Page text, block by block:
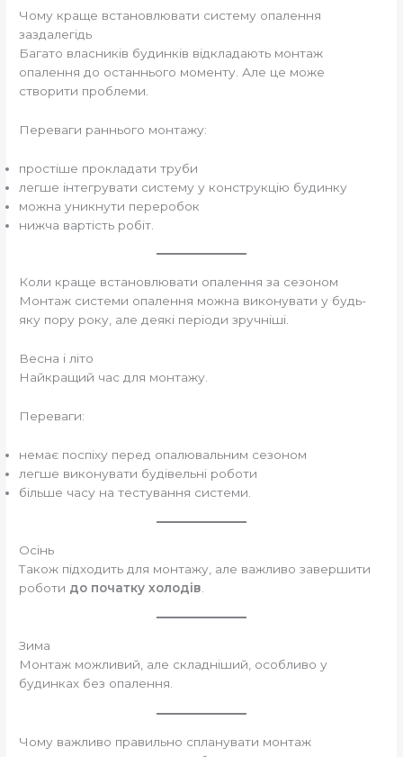
Чому краще встановлювати систему опалення
заздалегідь
Багато власників будинків відкладають монтаж
опалення до останнього моменту. Але це може
створити проблеми.
Переваги раннього монтажу:
простіше прокладати труби
легше інтегрувати систему у конструкцію будинку
можна уникнути переробок
нижча вартість робіт.
Коли краще встановлювати опалення за сезоном
Монтаж системи опалення можна виконувати у будь-
яку пору року, але деякі періоди зручніші.
Весна і літо
Найкращий час для монтажу.
Переваги:
немає поспіху перед опалювальним сезоном
легше виконувати будівельні роботи
більше часу на тестування системи.
Осінь
Також підходить для монтажу, але важливо завершити
роботи до початку холодів
Зима
Монтаж можливий, але складніший, особливо у
будинках без опалення.
Чому важливо правильно спланувати монтаж